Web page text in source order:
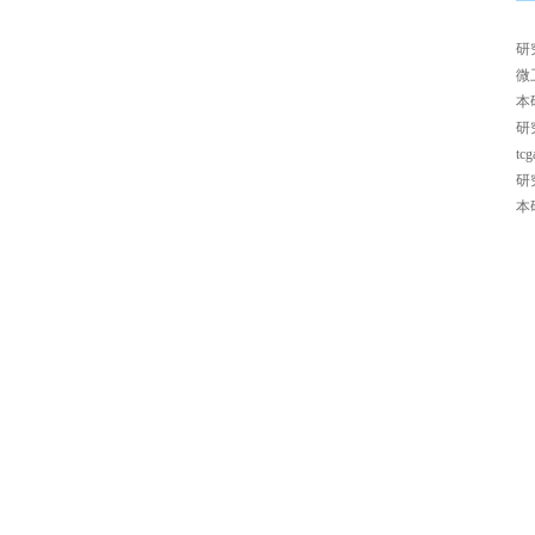
研
微
本
研
研
本